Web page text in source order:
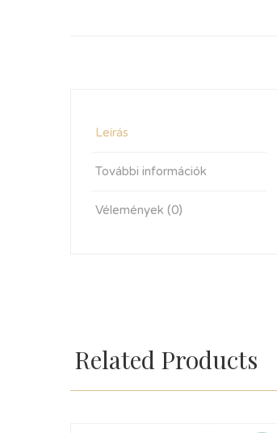
Leírás
További információk
Vélemények (0)
Related Products